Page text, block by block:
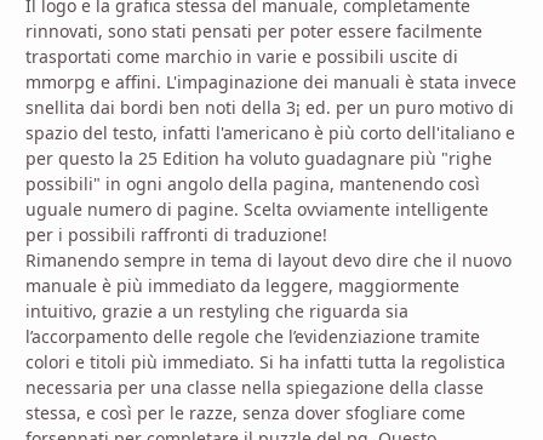
Il logo e la grafica stessa del manuale, completamente
rinnovati, sono stati pensati per poter essere facilmente
trasportati come marchio in varie e possibili uscite di
mmorpg e affini. L'impaginazione dei manuali è stata invece
snellita dai bordi ben noti della 3¡ ed. per un puro motivo di
spazio del testo, infatti l'americano è più corto dell'italiano e
per questo la 25 Edition ha voluto guadagnare più "righe
possibili" in ogni angolo della pagina, mantenendo così
uguale numero di pagine. Scelta ovviamente intelligente
per i possibili raffronti di traduzione!
Rimanendo sempre in tema di layout devo dire che il nuovo
manuale è più immediato da leggere, maggiormente
intuitivo, grazie a un restyling che riguarda sia
l’accorpamento delle regole che l’evidenziazione tramite
colori e titoli più immediato. Si ha infatti tutta la regolistica
necessaria per una classe nella spiegazione della classe
stessa, e così per le razze, senza dover sfogliare come